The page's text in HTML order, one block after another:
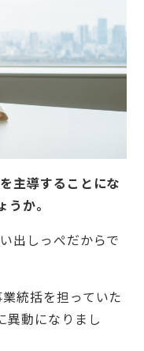
主導することにな
か。
出しっぺだからで
統括を担っていた
異動になりまし